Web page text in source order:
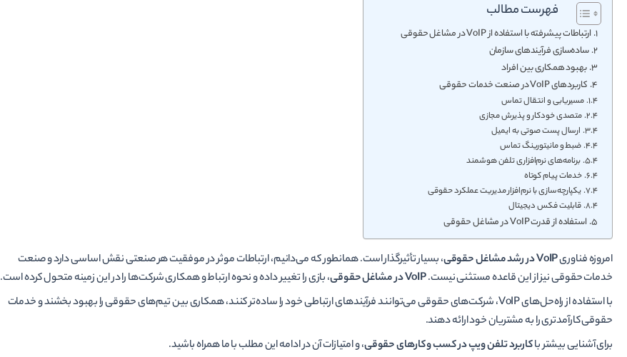
فهرست مطالب
ارتباطات پیشرفته با استفاده از VoIP در مشاغل حقوقی
ساده­‌سازی فرآیندهای سازمان
بهبود همکاری بین افراد
کاربردهای VoIP در صنعت خدمات حقوقی
مسیریابی و انتقال تماس
متصدی خودکار و پذیرش مجازی
ارسال پست صوتی به ایمیل
ضبط و مانیتورینگ تماس
برنامه­‌های نرم‌­افزاری تلفن هوشمند
خدمات پیام کوتاه
یکپارچه‌سازی با نرم‌افزار مدیریت عملکرد حقوقی
قابلیت فکس دیجیتال
استفاده از قدرت VoIP در مشاغل حقوقی
امروزه فناوریVoIPدر رشد مشاغل حقوقی، بسیار تأثیرگذار است. همان­طور که می‌­دانیم، ارتباطات موثر در موفقیت هر صنعتی نقش اساسی دارد و صنعت
خدمات حقوقی نیز از این قاعده مستثنی نیست.VoIP در مشاغل حقوقی
، بازی را تغییر داده و نحوه ارتباط و همکاری شرکت­‌ها را در این زمینه متحول کرده است.
با استفاده از راه‌­حل‌­های VoIP، شرکت­‌های حقوقی می­‌توانند فرآیندهای ارتباطی خود را ساده‌­تر کنند، همکاری بین تیم­‌های حقوقی را بهبود بخشند و خدمات
حقوقی کارآمدتری را به مشتریان خود ارائه دهند.
برای آشنایی بیشتر باکاربرد تلفن ویپ در کسب و کارهای حقوقی، و امتیازات آن در ادامه این مطلب با ما همراه باشید.